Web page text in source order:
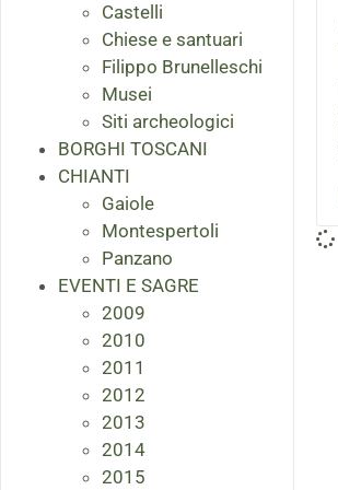
Castelli
Chiese e santuari
Filippo Brunelleschi
Musei
Siti archeologici
BORGHI TOSCANI
CHIANTI
Gaiole
Montespertoli
Panzano
EVENTI E SAGRE
2009
2010
2011
2012
2013
2014
2015